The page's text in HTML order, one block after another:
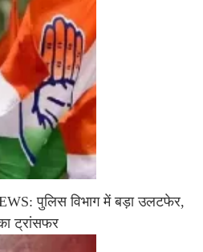
पुलिस विभाग में बड़ा उलटफेर,
ट्रांसफर